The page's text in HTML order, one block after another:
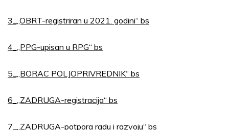
3_„OBRT-registriran u 2021. godini“ bs
4_„PPG-upisan u RPG“ bs
5_„BORAC POLJOPRIVREDNIK“ bs
6_„ZADRUGA-registracija“ bs
7_„ZADRUGA-potpora radu i razvoju“ bs